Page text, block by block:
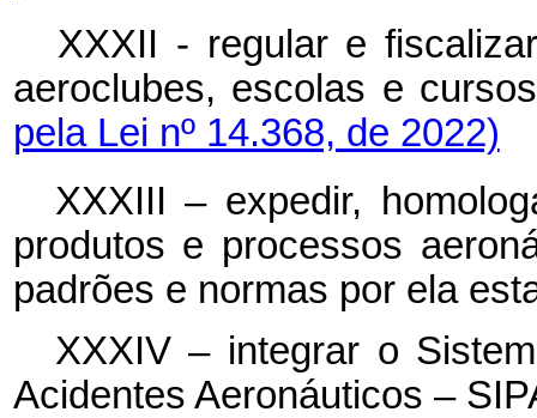
XXXII - regular e
aeroclubes, escolas e
pela Lei nº 14.368, de 2022)
XXXIII – expedir,
produtos e processos
padrões e normas por ela
XXXIV – integrar o
Acidentes Aeronáuticos –